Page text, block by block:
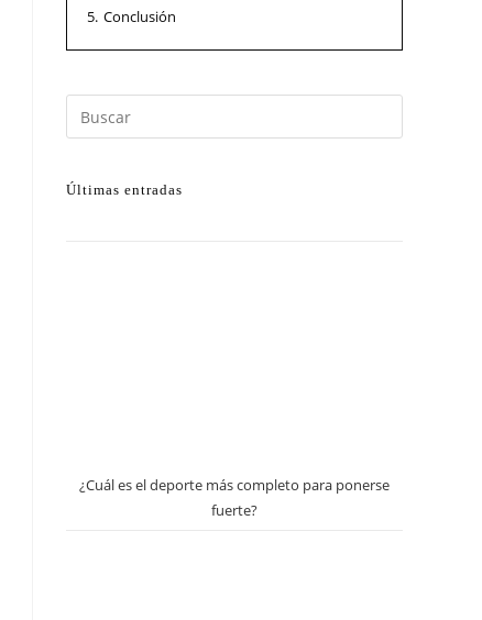
5. Conclusión
Últimas entradas
¿Cuál es el deporte más completo para ponerse
fuerte?